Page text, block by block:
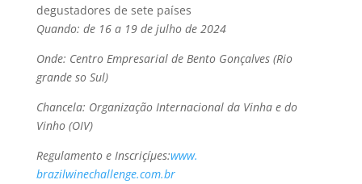
degustadores de sete paí­ses
Quando: de 16 a 19 de julho de 2024
Onde: Centro Empresarial de Bento Gonçalves (Rio
grande so Sul)
Chancela: Organização Internacional da Vinha e do
Vinho (OIV)
Regulamento e Inscriçíµes:www.
brazilwinechallenge.com.br